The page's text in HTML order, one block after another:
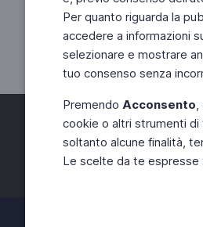
Per quanto riguarda la
accedere a informazioni
selezionare e mostrare
tuo consenso senza
Premendo Acconsento,
cookie o altri strumenti di
soltanto alcune finalità,
Le scelte da te espresse
Facebook